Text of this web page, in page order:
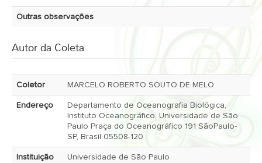
Outras observações
Autor da Coleta
Coletor MARCELO ROBERTO SOUTO DE MELO
Endereço
Departamento de Oceanografia Biológica,
Instituto Oceanográfico, Universidade de São
Paulo Praça do Oceanográfico 191 SãoPaulo-
SP, Brasil 05508-120
Instituição Universidade de São Paulo